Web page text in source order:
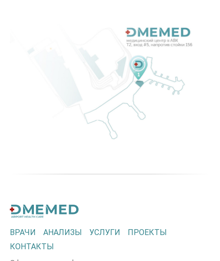
ВРАЧИ АНАЛИЗЫ УСЛУГИ
ПРОЕКТЫ
КОНТАКТЫ